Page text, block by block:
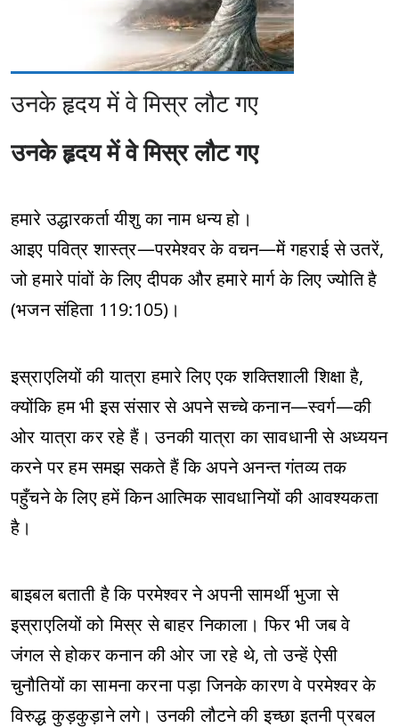
उनके हृदय में वे मिस्र लौट गए
उनके हृदय में वे मिस्र लौट गए
हमारे उद्धारकर्ता यीशु का नाम धन्य हो।
आइए पवित्र शास्त्र—परमेश्वर के वचन—में गहराई से उतरें,
जो हमारे पांवों के लिए दीपक और हमारे मार्ग के लिए ज्योति है
(भजन संहिता 119:105)।
इस्राएलियों की यात्रा हमारे लिए एक शक्तिशाली शिक्षा है,
क्योंकि हम भी इस संसार से अपने सच्चे कनान—स्वर्ग—की
ओर यात्रा कर रहे हैं। उनकी यात्रा का सावधानी से अध्ययन
करने पर हम समझ सकते हैं कि अपने अनन्त गंतव्य तक
पहुँचने के लिए हमें किन आत्मिक सावधानियों की आवश्यकता
है।
बाइबल बताती है कि परमेश्वर ने अपनी सामर्थी भुजा से
इस्राएलियों को मिस्र से बाहर निकाला। फिर भी जब वे
जंगल से होकर कनान की ओर जा रहे थे, तो उन्हें ऐसी
चुनौतियों का सामना करना पड़ा जिनके कारण वे परमेश्वर के
विरुद्ध कुड़कुड़ाने लगे। उनकी लौटने की इच्छा इतनी प्रबल